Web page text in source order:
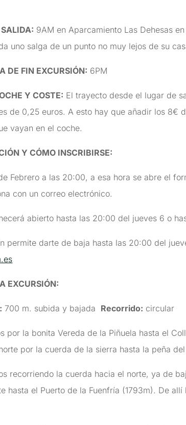
: 9AM en Aparcamiento Las Dehesas
uno salga de un punto no muy lejos de su
DE FIN EXCURSIÓN: 6PM
Y COSTE: El trayecto desde el lugar de
de 0,25 euros. A esto hay que añadir los 8€
vayan en el coche.
Y CÓMO INSCRIBIRSE:
Febrero a las 20:00, a esa hora se abre el
con un correo electrónico.
abierto hasta las 20:00 del jueves 6 o
permite darte de baja hasta las 20:00 del
EXCURSIÓN:
700 m. subida y bajada Recorrido: circular
por la bonita Vereda de la Piñuela hasta el
por la cuerda de la sierra hasta la peña
recorriendo la cuerda hacia el norte, ya de
hasta el Puerto de la Fuenfría (1793m). De